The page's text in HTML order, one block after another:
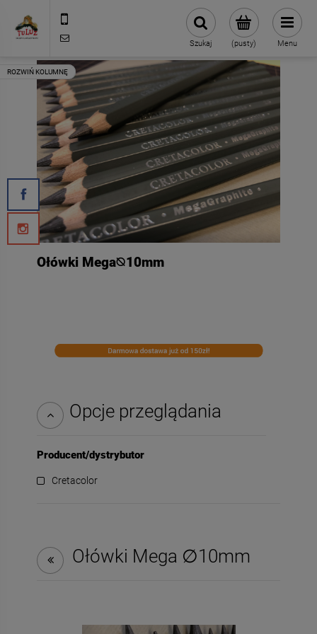
(pusty)
Szukaj Menu
Ołówki Mega⦰10mm
Opcje przeglądania
Producent/dystrybutor
Cretacolor
Ołówki Mega ∅10mm